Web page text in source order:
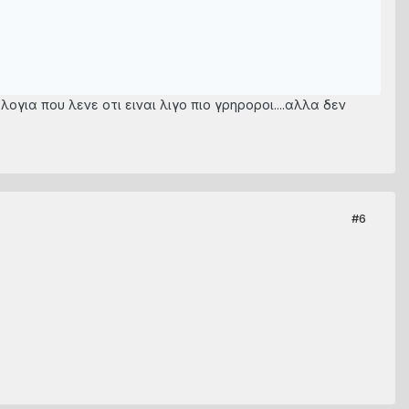
που λενε οτι ειναι λιγο πιο γρηροροι....αλλα δεν
#6